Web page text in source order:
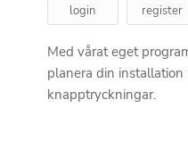
login register
Med vårat eget
planera din
knapptryckningar.